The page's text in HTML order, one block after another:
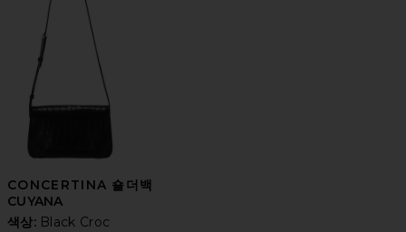
CONCERTINA 숄더백
CUYANA
색상: Black Croc